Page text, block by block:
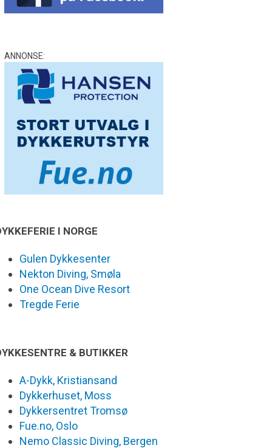
ANNONSE:
I NORGE
Gulen Dykkesenter
Nekton Diving, Smøla
One Ocean Dive Resort
Tregde Ferie
& BUTIKKER
A-Dykk, Kristiansand
Dykkerhuset, Moss
Dykkersentret Tromsø
Fue.no, Oslo
Nemo Classic Diving, Bergen